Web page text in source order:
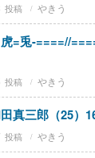
やきう
虎=兎-====//
やきう
真三郎（25）
やきう